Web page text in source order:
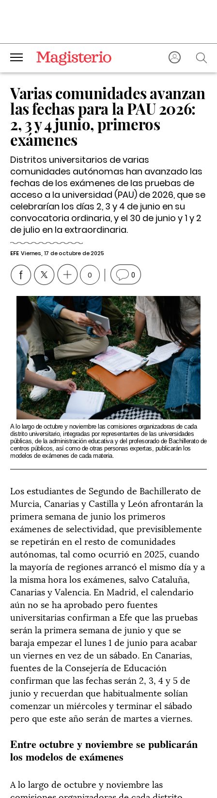
Varias comunidades avanzan
las fechas para la PAU 2026:
2, 3 y 4 junio, primeros
exámenes
Distritos universitarios de varias
comunidades autónomas han avanzado las
fechas de los exámenes de las pruebas de
acceso a la universidad (PAU) de 2026, que se
celebrarían los días 2, 3 y 4 de junio en su
convocatoria ordinaria, y el 30 de junio y 1 y 2
de julio en la extraordinaria.
EFE Viernes, 17 de octubre de 2025
0 0
A lo largo de octubre y noviembre las comisiones organizadoras de cada
distrito universitario, integradas por representantes de las universidades
públicas, de la administración educativa y del profesorado de Bachillerato de
centros públicos, así como de otras personas expertas, publicarán los
modelos de exámenes de cada materia.
Los estudiantes de Segundo de Bachillerato de
Murcia, Canarias y Castilla y León afrontarán la
primera semana de junio los primeros
exámenes de selectividad, que previsiblemente
se repetirán en el resto de comunidades
autónomas, tal como ocurrió en 2025, cuando
la mayoría de regiones arrancó el mismo día y a
la misma hora los exámenes, salvo Cataluña,
Canarias y Valencia. En Madrid, el calendario
aún no se ha aprobado pero fuentes
universitarias confirman a Efe que las pruebas
serán la primera semana de junio y que se
baraja empezar el lunes 1 de junio para acabar
un viernes en vez de un sábado. En Canarias,
fuentes de la Consejería de Educación
confirman que las fechas serán 2, 3, 4 y 5 de
junio y recuerdan que habitualmente solían
comenzar un miércoles y terminar el sábado
pero que este año serán de martes a viernes.
Entre octubre y noviembre se publicarán
los modelos de exámenes
A lo largo de octubre y noviembre las